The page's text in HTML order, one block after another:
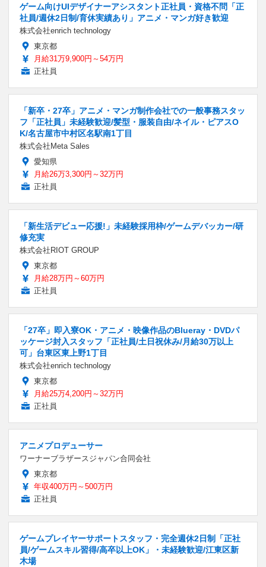
ゲーム向けUIデザイナーアシスタント正社員・資格不問「正
社員/週休2日制/育休実績あり」アニメ・マンガ好き歓迎
株式会社enrich technology
東京都
月給31万9,900円～54万円
正社員
「新卒・27卒」アニメ・マンガ制作会社での一般事務スタッ
フ「正社員」未経験歓迎/髪型・服装自由/ネイル・ピアスO
K/名古屋市中村区名駅南1丁目
株式会社Meta Sales
愛知県
月給26万3,300円～32万円
正社員
「新生活デビュー応援!」未経験採用枠/ゲームデバッカー/研
修充実
株式会社RIOT GROUP
東京都
月給28万円～60万円
正社員
「27卒」即入寮OK・アニメ・映像作品のBlueray・DVDパ
ッケージ封入スタッフ「正社員/土日祝休み/月給30万以上
可」台東区東上野1丁目
株式会社enrich technology
東京都
月給25万4,200円～32万円
正社員
アニメプロデューサー
ワーナーブラザースジャパン合同会社
東京都
年収400万円～500万円
正社員
ゲームプレイヤーサポートスタッフ・完全週休2日制「正社
員/ゲームスキル習得/高卒以上OK」・未経験歓迎/江東区新
木場